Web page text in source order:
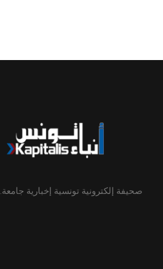
صحيفة إلكترونية تونسية إخبارية جامعة.